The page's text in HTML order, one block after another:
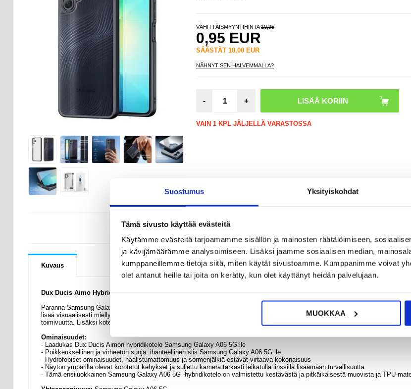
Suostumus Yksityiskohdat
Tämä sivusto käyttää evästeitä
Käytämme evästeitä tarjoamamme sisällön ja mainosten räätälöimiseen,
ja kävijämäärämme analysoimiseen. Lisäksi jaamme sosiaalisen median,
kumppaneillemme tietoja siitä, miten käytät sivustoamme. Kumppanimme voivat
olet antanut heille tai joita on kerätty, kun olet käyttänyt heidän palvelujaan.
MUOKKAA
VÄHITTÄISMYYNTIHINTA10,95
0,95 EUR
SÄÄSTÄT10,00 EUR
NÄHNYT SEN HALVEMMALLA?
- +
VAIN 1 KPL JÄLJELLÄ VARASTOSSA
KYSYMYKSIÄ? KYSY POIS
Kuvaus
Dux Ducis Aimo Hybridikotelo - Samsung Galaxy A06 5G
Paranna Samsung Galaxy A06 5G:n ulkonäköä ja suojaa se vaurioilta Dux Ducis Aimon hybridikotelolla. Sen elegantti virtaava
lisää visuaalisesti miellyttävää kosketusta, vaan sillä on myös sormenjälkiä, haalistumattomuutta ja hydrofobisia
toimivuutta. Lisäksi kotelossa on tarkka leikattu linssi, joka suojaa kameraasi vahingossa tapahtuvilta putoamisilta, kolhuilta ja
Ominaisuudet:
- Laadukas Dux Ducis Aimon hybridikotelo Samsung Galaxy A06 5G:lle
- Poikkeuksellinen ja virheetön suoja, ihanteellinen siis Samsung Galaxy A06 5G:lle
- Hydrofobiset ominaisuudet, haalistumattomuus ja sormenjälkiä estävät virtaava kokonaisuus
- Näytön ympärillä olevat korotetut kehykset ja suljettu kamera tarkasti leikatulla linssillä lisäämään turvallisuutta
- Tämä ensiluokkainen Samsung Galaxy A06 5G -hybridikotelo on valmistettu kestävästä ja pitkäikäisestä muovista ja TPU-